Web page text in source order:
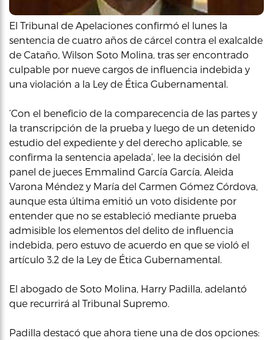
El Tribunal de Apelaciones confirmó el lunes la
sentencia de cuatro años de cárcel contra el exalcalde
de Cataño, Wilson Soto Molina, tras ser encontrado
culpable por nueve cargos de influencia indebida y
una violación a la Ley de Ética Gubernamental.
‘Con el beneficio de la comparecencia de las partes y
la transcripción de la prueba y luego de un detenido
estudio del expediente y del derecho aplicable, se
confirma la sentencia apelada’, lee la decisión del
panel de jueces Emmalind García García, Aleida
Varona Méndez y María del Carmen Gómez Córdova,
aunque esta última emitió un voto disidente por
entender que no se estableció mediante prueba
admisible los elementos del delito de influencia
indebida, pero estuvo de acuerdo en que se violó el
artículo 3.2 de la Ley de Ética Gubernamental.
El abogado de Soto Molina, Harry Padilla, adelantó
que recurrirá al Tribunal Supremo.
Padilla destacó que ahora tiene una de dos opciones: